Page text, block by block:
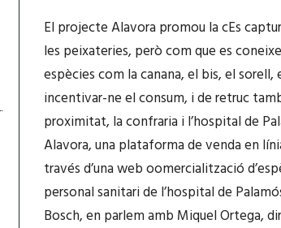
r
o
d
u
c
t
o
r
d
El projecte Alavora promou la cEs
les peixateries, però com que es
espècies com la canana, el bis, el
incentivar-ne el consum, i de retruc
proximitat, la confraria i l’hospital de
Alavora, una plataforma de venda en
través d’una web oomercialització
personal sanitari de l’hospital de
Bosch, en parlem amb Miquel Ortega,